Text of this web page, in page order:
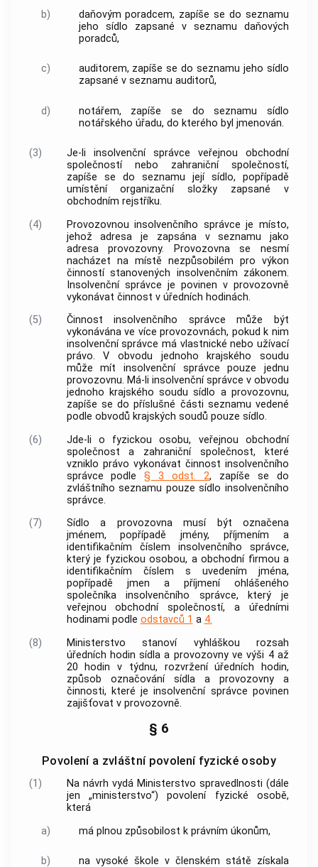
b)
daňovým poradcem, zapíše se do seznamu
jeho sídlo zapsané v seznamu daňových
poradců,
c)
auditorem, zapíše se do seznamu jeho sídlo
zapsané v seznamu auditorů,
d)
notářem, zapíše se do seznamu sídlo
notářského úřadu, do kterého byl jmenován.
(3) Je-li insolvenční správce veřejnou obchodní
společností nebo zahraniční společností,
zapíše se do seznamu její sídlo, popřípadě
umístění organizační složky zapsané v
obchodním rejstříku.
(4)
Provozovnouinsolvenčního správce je místo,
jehož adresa je zapsána v seznamu jako
adresa provozovny. Provozovna se nesmí
nacházet na místě nezpůsobilém pro výkon
činností stanovených insolvenčním zákonem.
Insolvenční správce je povinen v provozovně
vykonávat činnost v úředních hodinách.
(5)
Činnostinsolvenčního správce může být
vykonávána ve více provozovnách, pokud k nim
insolvenční správce má vlastnické nebo užívací
právo. V obvodu jednoho krajského soudu
může mít insolvenční správce pouze jednu
provozovnu. Má-li insolvenční správce v obvodu
jednoho krajského soudu sídlo a provozovnu,
zapíše se do příslušné části seznamu vedené
podle obvodů krajských soudů pouze sídlo.
(6)
Jde-li o fyzickou osobu, veřejnou obchodní
společnost a zahraniční společnost, které
vzniklo právo vykonávat činnost insolvenčního
správce podle§ 3 odst. 2, zapíše se do
zvláštního seznamu pouze sídlo insolvenčního
správce.
(7)
Sídlo a provozovna musí být označena
jménem, popřípadě jmény, příjmením a
identifikačním číslem insolvenčního správce,
který je fyzickou osobou, a obchodní firmou a
identifikačním číslem s uvedením jména,
popřípadě jmen a příjmení ohlášeného
společníkainsolvenčního správce, který je
veřejnou obchodní společností, a úředními
hodinami podle odstavců 1 a 4.
(8)
Ministerstvo stanoví vyhláškou rozsah
úředních hodin sídla a provozovny ve výši 4 až
20 hodin v týdnu, rozvržení úředních hodin,
způsob označování sídla a provozovny a
činnosti, které jeinsolvenční správce povinen
zajišťovat v provozovně.
§ 6
Povolení a zvláštní povolení fyzické osoby
(1)
Na návrh vydá Ministerstvo spravedlnosti (dále
jen „ministerstvo“) povolení fyzické osobě,
která
a)
má plnou způsobilost k právním úkonům,
b) na vysoké škole v členském státě získala